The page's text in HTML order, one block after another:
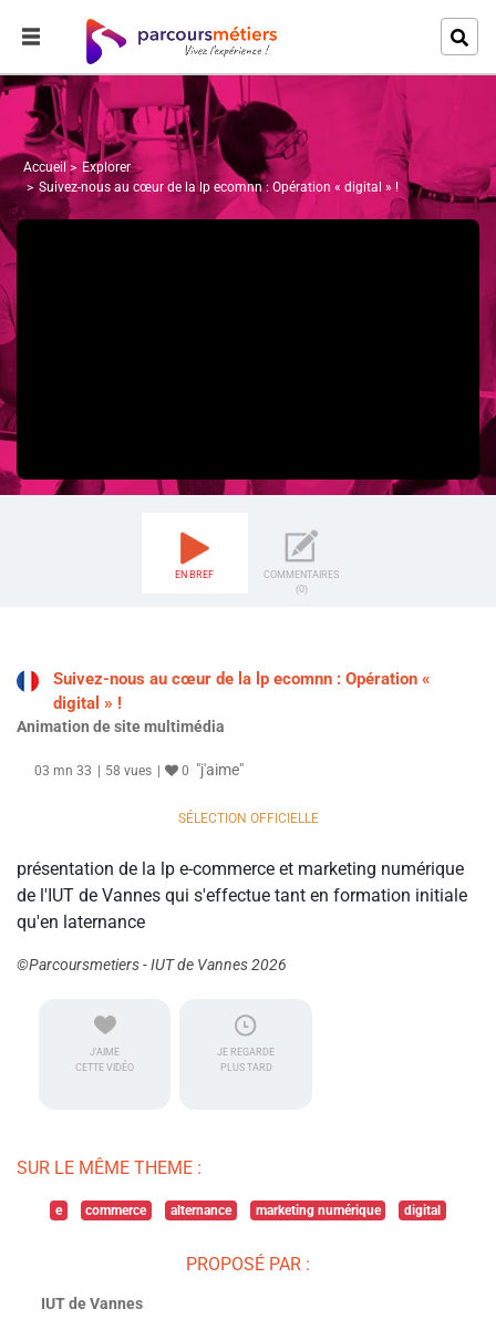
Accueil
Explorer
Suivez-nous au cœur de la lp ecomnn : Opération « digital » !
EN BREF
COMMENTAIRES
(0)
Suivez-nous au cœur de la lp ecomnn : Opération «
digital » !
Animation de site multimédia
03 mn 33 58 vues 0 "j'aime"
SÉLECTION OFFICIELLE
présentation de la lp e-commerce et marketing numérique
de l'IUT de Vannes qui s'effectue tant en formation initiale
qu'en laternance
©Parcoursmetiers - IUT de Vannes 2026
J'AIME
CETTE VIDÉO
JE REGARDE
PLUS TARD
SUR LE MÊME THEME :
e commerce alternance marketing numérique digital
PROPOSÉ PAR :
IUT de Vannes